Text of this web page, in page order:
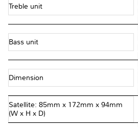
Treble unit
Bass unit
Dimension
Satellite: 85mm x 172mm x 94mm
(W x H x D)